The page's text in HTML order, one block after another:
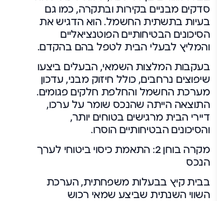
סדקים מבניים בקירות ובתקרה, כמו גם
בעיות בתשתית החשמל. הוא הדגיש את
הסיכונים הבטיחותיים הפוטנציאליים
והמליץ לבעלי הבית לטפל בהם בהקדם.
בעקבות המלצות השמאי, הבעלים ביצעו
שיפוצים נרחבים, כולל חיזוק מבני, עדכון
מערכת החשמל והחלפת חלקים פגומים.
התוצאה הייתה שהנכס שומר על ערכו,
דיירי הבית מרגישים בטוחים יותר,
והסיכונים הבטיחותיים הוסרו.
מקרה בוחן 2: התאמת כיסוי ביטוחי לערך
הנכס
בבית קיץ בבעלות משפחתית, הערכת
השווי השנתית שביצע שמאי רכוש